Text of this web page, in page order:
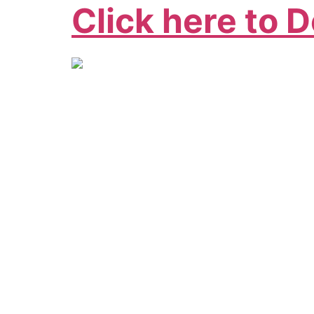
Click here to